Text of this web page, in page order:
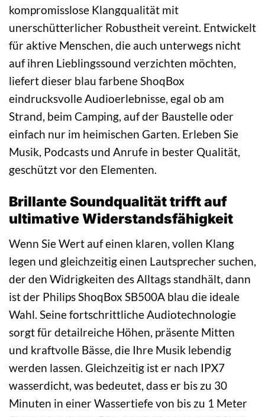
kompromisslose Klangqualität mit
unerschütterlicher Robustheit vereint. Entwickelt
für aktive Menschen, die auch unterwegs nicht
auf ihren Lieblingssound verzichten möchten,
liefert dieser blau farbene ShoqBox
eindrucksvolle Audioerlebnisse, egal ob am
Strand, beim Camping, auf der Baustelle oder
einfach nur im heimischen Garten. Erleben Sie
Musik, Podcasts und Anrufe in bester Qualität,
geschützt vor den Elementen.
Brillante Soundqualität trifft auf
ultimative Widerstandsfähigkeit
Wenn Sie Wert auf einen klaren, vollen Klang
legen und gleichzeitig einen Lautsprecher suchen,
der den Widrigkeiten des Alltags standhält, dann
ist der Philips ShoqBox SB500A blau die ideale
Wahl. Seine fortschrittliche Audiotechnologie
sorgt für detailreiche Höhen, präsente Mitten
und kraftvolle Bässe, die Ihre Musik lebendig
werden lassen. Gleichzeitig ist er nach IPX7
wasserdicht, was bedeutet, dass er bis zu 30
Minuten in einer Wassertiefe von bis zu 1 Meter